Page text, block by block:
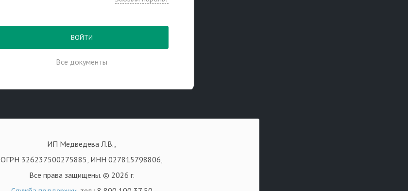
ВОЙТИ
Все документы
ИП Медведева Л.В.,
ОГРН 326237500275885, ИНН 027815798806,
Все права защищены. © 2026 г.